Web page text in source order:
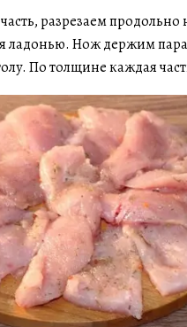
разрезаем продольно
ладонью. Нож держим
По толщине каждая